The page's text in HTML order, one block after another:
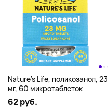
Nature's Life, поликозанол, 23
мг, 60 микротаблеток
62 руб.